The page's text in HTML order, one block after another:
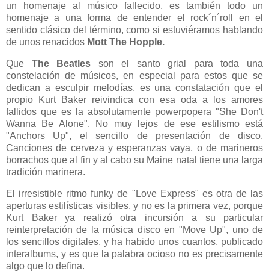
un homenaje al músico fallecido, es también todo un
homenaje a una forma de entender el rock´n´roll en el
sentido clásico del término, como si estuviéramos hablando
de unos renacidos Mott The Hopple.
Que The Beatles son el santo grial para toda una
constelación de músicos, en especial para estos que se
dedican a esculpir melodías, es una constatación que el
propio Kurt Baker reivindica con esa oda a los amores
fallidos que es la absolutamente powerpopera "She Don't
Wanna Be Alone". No muy lejos de ese estilismo está
"Anchors Up", el sencillo de presentación de disco.
Canciones de cerveza y esperanzas vaya, o de marineros
borrachos que al fin y al cabo su Maine natal tiene una larga
tradición marinera.
El irresistible ritmo funky de "Love Express" es otra de las
aperturas estilísticas visibles, y no es la primera vez, porque
Kurt Baker ya realizó otra incursión a su particular
reinterpretación de la música disco en "Move Up", uno de
los sencillos digitales, y ha habido unos cuantos, publicado
interalbums, y es que la palabra ocioso no es precisamente
algo que lo defina.